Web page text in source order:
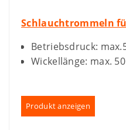
Schlauchtrommeln
Betriebsdruck:
Wickellänge: max.
Produkt anzeigen